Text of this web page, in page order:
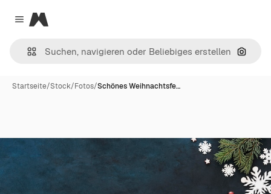
Close menu
Magnific
Nach
Startseite/Stock/Fotos/Schönes Weihnachtsfe…